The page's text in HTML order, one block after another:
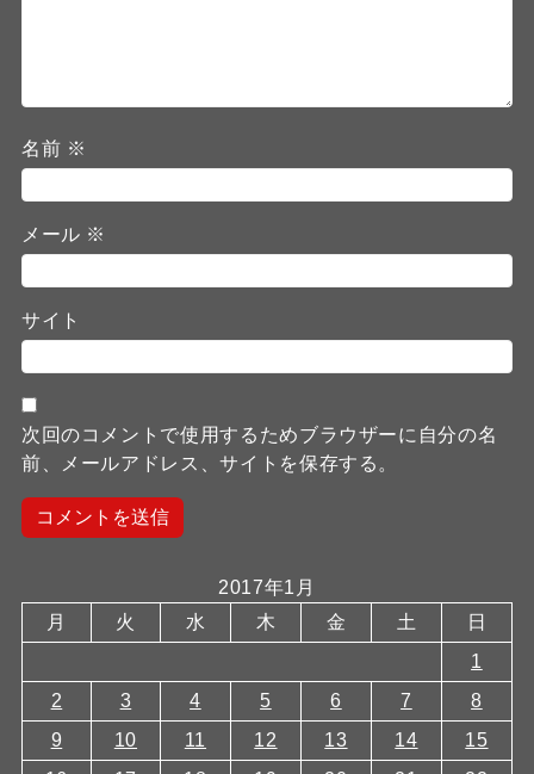
名前 ※
メール ※
サイト
次回のコメントで使用するためブラウザーに自分の名
前、メールアドレス、サイトを保存する。
2017年1月
月
火 水 木 金 土
日
1
2
3 4 5 6 7
8
9
10 11 12 13 14
15